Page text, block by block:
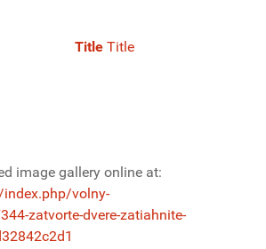
Title Title
image gallery online at:
volny-
zatvorte-dvere-zatiahnite-